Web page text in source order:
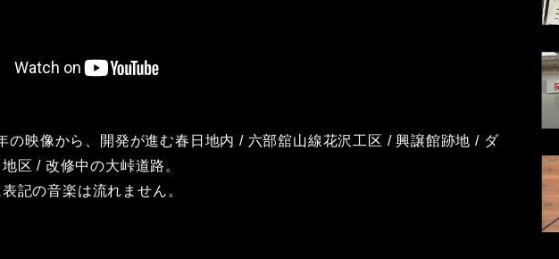
の映像から、開発が進む春日地内 / 六部舘山線花沢工区 / 興譲館跡地 / ダ
区 / 改修中の大峠道路。
記の音楽は流れません。